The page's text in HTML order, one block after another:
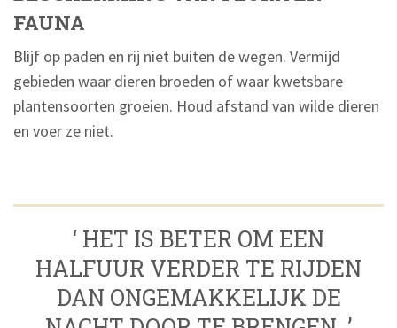
FAUNA
Blijf op paden en rij niet buiten de wegen. Vermijd
gebieden waar dieren broeden of waar kwetsbare
plantensoorten groeien. Houd afstand van wilde dieren
en voer ze niet.
‘ HET IS BETER OM EEN
HALFUUR VERDER TE RIJDEN
DAN ONGEMAKKELIJK DE